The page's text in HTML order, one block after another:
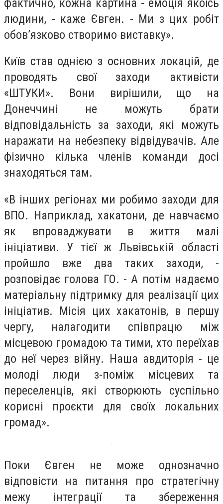
фактично, кожна картина - емоція якоїсь
людини, - каже Євген. - Ми з цих робіт
обов’язково створимо виставку».
Київ став однією з основних локацій, де
проводять свої заходи активісти
«ШТУКИ». Вони вирішили, що на
Донеччині не можуть брати
відповідальність за заходи, які можуть
наражати на небезпеку відвідувачів. Але
фізично кілька членів команди досі
знаходяться там.
«В інших регіонах ми робимо заходи для
ВПО. Наприклад, хакатони, де навчаємо
як впроваджувати в життя малі
ініціативи. У тієї ж Львівській області
пройшло вже два таких заходи, -
розповідає голова ГО. - А потім надаємо
матеріальну підтримку для реалізації цих
ініціатив. Місія цих хакатонів, в першу
чергу, налагодити співпрацю між
місцевою громадою та тими, хто переїхав
до неї через війну. Наша авдиторія - це
молоді люди з-поміж місцевих та
переселенців, які створюють суспільно
корисні проєкти для своїх локальних
громад».
Поки Євген не може однозначно
відповісти на питання про стратегічну
межу інтеграції та збереження